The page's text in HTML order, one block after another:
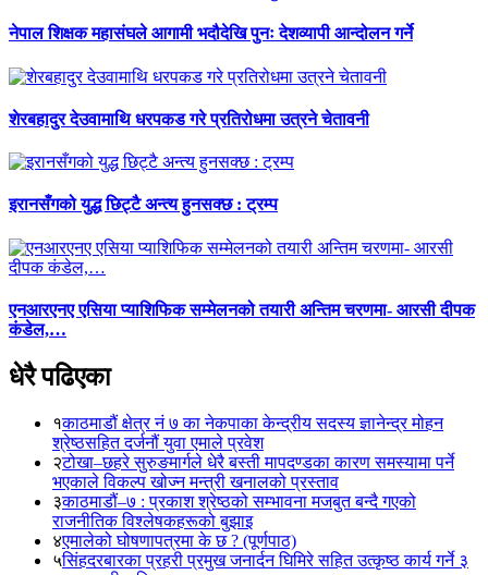
नेपाल शिक्षक महासंघले आगामी भदौदेखि पुनः देशव्यापी आन्दोलन गर्ने
शेरबहादुर देउवामाथि धरपकड गरे प्रतिरोधमा उत्रने चेतावनी
इरानसँगको युद्ध छिट्टै अन्त्य हुनसक्छ : ट्रम्प
एनआरएनए एसिया प्याशिफिक सम्मेलनको तयारी अन्तिम चरणमा- आरसी दीपक
कंडेल,…
धेरै पढिएका
१काठमाडौं क्षेत्र नं ७ का नेकपाका केन्द्रीय सदस्य ज्ञानेन्द्र मोहन
श्रेष्ठसहित दर्जनौं युवा एमाले प्रवेश
२टोखा–छहरे सुरुङमार्गले धेरै बस्ती मापदण्डका कारण समस्यामा पर्ने
भएकाले विकल्प खोज्न मन्त्री खनालको प्रस्ताव
३काठमाडौं–७ : प्रकाश श्रेष्ठको सम्भावना मजबुत बन्दै गएको
राजनीतिक विश्लेषकहरूको बुझाइ
४एमालेको घोषणापत्रमा के छ ? (पूर्णपाठ)
५सिंहदरबारका प्रहरी प्रमुख जनार्दन घिमिरे सहित उत्कृष्ठ कार्य गर्ने ३